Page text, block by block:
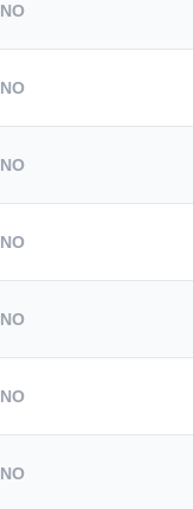
NO
NO
NO
NO
NO
NO
NO